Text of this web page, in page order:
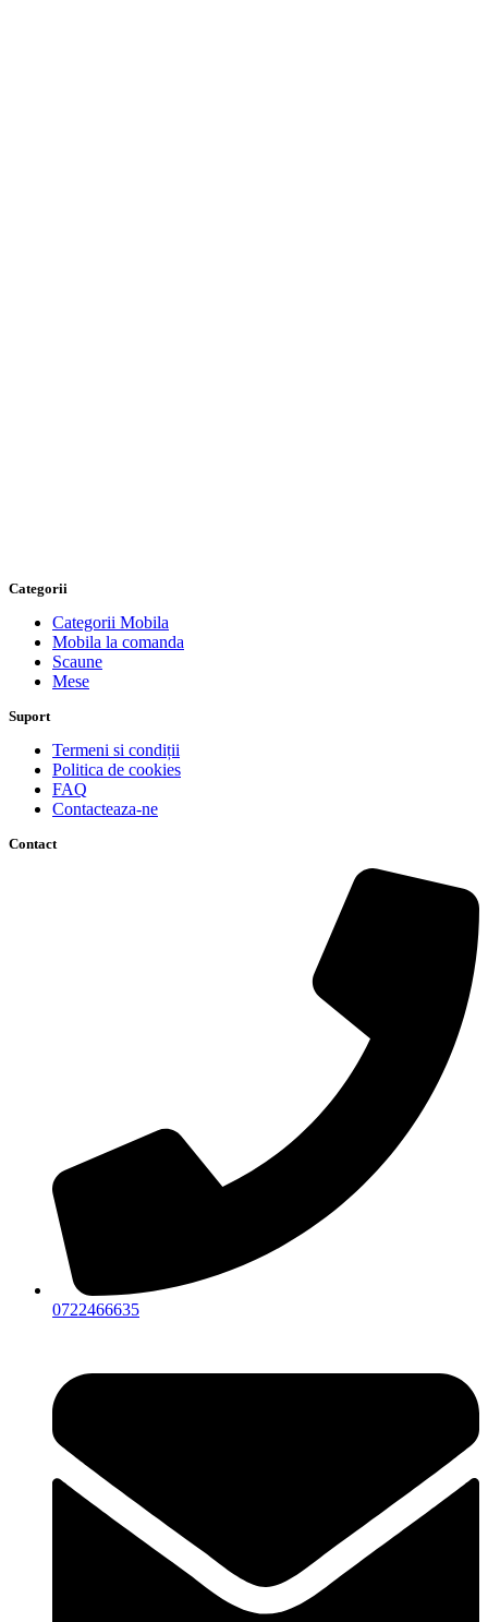
Categorii
Categorii Mobila
Mobila la comanda
Scaune
Mese
Suport
Termeni si condiții
Politica de cookies
FAQ
Contacteaza-ne
Contact
0722466635